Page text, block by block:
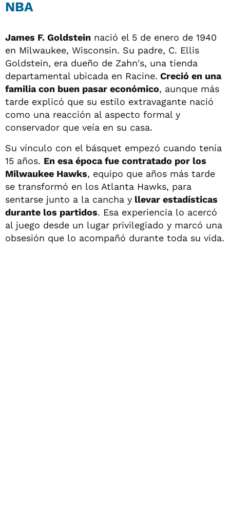
NBA
James F. Goldstein nació el 5 de enero de 1940
en Milwaukee, Wisconsin. Su padre, C. Ellis
Goldstein, era dueño de Zahn's, una tienda
departamental ubicada en Racine. Creció en una
familia con buen pasar económico, aunque más
tarde explicó que su estilo extravagante nació
como una reacción al aspecto formal y
conservador que veía en su casa.
Su vínculo con el básquet empezó cuando tenía
15 años. En esa época fue contratado por los
Milwaukee Hawks, equipo que años más tarde
se transformó en los Atlanta Hawks, para
sentarse junto a la cancha y llevar estadísticas
durante los partidos. Esa experiencia lo acercó
al juego desde un lugar privilegiado y marcó una
obsesión que lo acompañó durante toda su vida.